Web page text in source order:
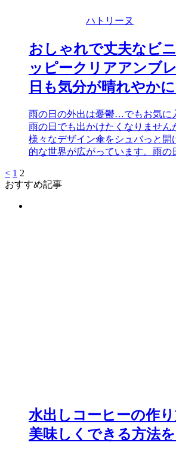
ハトリーヌ
おしゃれで丈夫なビ
ッピークリアアンブ
日も気分が晴れやか
雨の日の外出は憂鬱…でもお気に
雨の日でも出かけたくなりません
様々なデザイン傘をシュバっと開
的な世界が広がっています。雨
< 1 2
おすすめ記事
水出しコーヒーの作り
美味しくできる方法